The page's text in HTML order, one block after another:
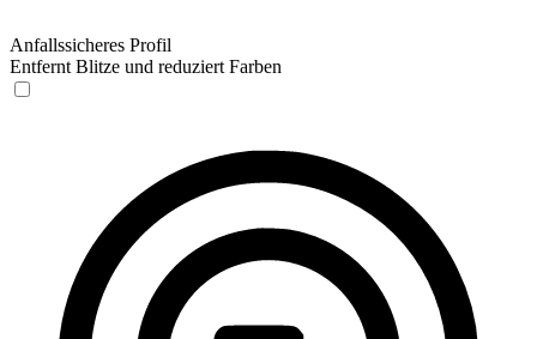
Anfallssicheres Profil
Entfernt Blitze und reduziert Farben